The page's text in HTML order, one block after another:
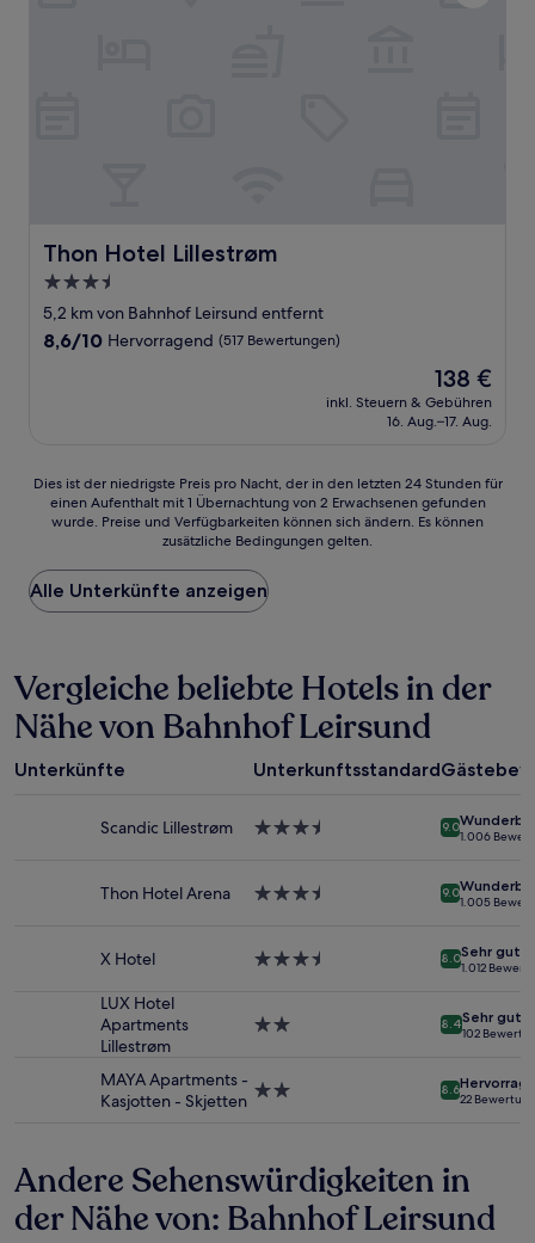
Thon Hotel Lillestrøm
Thon Hotel Lillestrøm
3.5-
Sterne-
Unterkunft
5,2 km von Bahnhof Leirsund entfernt
8.6
8,6/10 Hervorragend (517 Bewertungen)
Der
Preis
beträgt
138 €
inkl. Steuern & Gebühren
16. Aug.–17. Aug.
Dies
der
Preis
pro
Nacht,
den
letzten
24 Stunden
für
einen
1 Übernachtung
gefunden
zusätzliche
Dies ist der niedrigste Preis pro Nacht, der in den letzten 24 Stunden für
einen Aufenthalt mit 1 Übernachtung von 2 Erwachsenen gefunden
wurde. Preise und Verfügbarkeiten können sich ändern. Es können
zusätzliche Bedingungen gelten.
Alle Unterkünfte anzeigen
Vergleiche beliebte Hotels in der
Nähe von Bahnhof Leirsund
Unterkünfte Unterkunftsstandard
Scandic Lillestrøm
3.5-
9.0
1.006
Thon Hotel Arena
3.5-
9.0
1.005
X Hotel
3.5-
8.0Sehr gut
1.012
LUX Hotel
Apartments
Lillestrøm
2.0-
8.4Sehr gut
102
MAYA Apartments -
Kasjotten - Skjetten 2.0-
8.6
22
Andere Sehenswürdigkeiten in
der Nähe von: Bahnhof Leirsund